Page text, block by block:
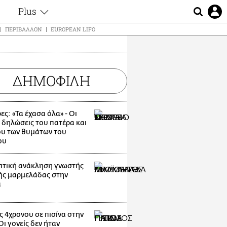
Plus
Θέματα
Videos
Αφιερώματα
Ζώδια
Εξομολογήσεις
Οι Αθηναίοι
Απώλειες
ΠΕΡΙΒΆΛΛΟΝ EUROPEAN LIFO
ΔΗΜΟΦΙΛΗ
«Τα έχασα όλα» - Οι
του πατέρα και
των θυμάτων του
ανάκληση γνωστής
μαρμελάδας στην
4χρονου σε πισίνα στην
γονείς δεν ήταν